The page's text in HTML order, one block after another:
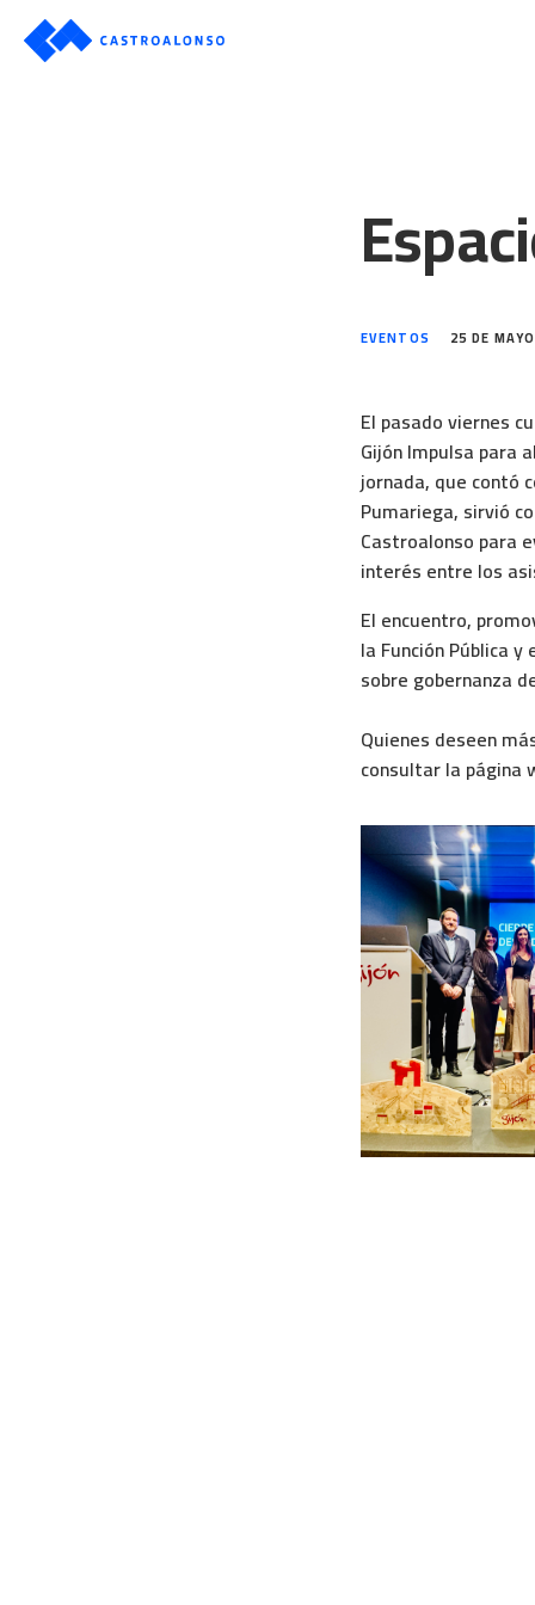
EVENTOS 25 DE
El pasado viernes
Gijón Impulsa para
jornada, que contó
Pumariega, sirvió
Castroalonso para
interés entre los
El encuentro,
la Función Pública
sobre gobernanza
Quienes deseen
consultar la